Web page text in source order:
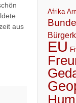
aus
Afrika
EU